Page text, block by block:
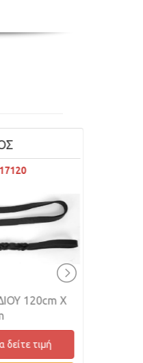
CLEAN EYE WIPES
Συνδεθείτε για να δείτε